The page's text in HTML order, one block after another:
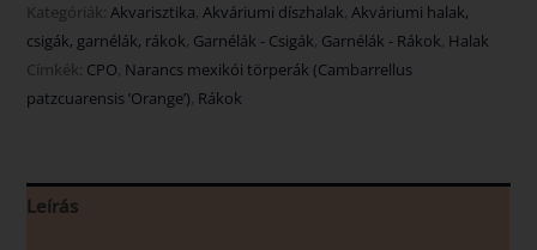
Kategóriák:Akvarisztika,Akváriumi díszhalak,Akváriumi halak,
csigák, garnélák, rákok, Garnélák - Csigák, Garnélák - Rákok, Halak
Címkék: CPO, Narancs mexikói törperák (Cambarrellus
patzcuarensis ’Orange’), Rákok
Leírás